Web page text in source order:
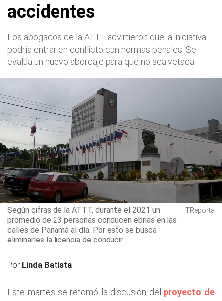
accidentes
Los abogados de la ATTT advirtieron que la iniciativa
podría entrar en conflicto con normas penales. Se
evalúa un nuevo abordaje para que no sea vetada.
Según cifras de la ATTT, durante el 2021 un
promedio de 23 personas conducen ebrias en las
calles de Panamá al día. Por esto se busca
eliminarles la licencia de conducir.
TReporta
Por Linda Batista
Este martes se retomó la discusión del proyecto de